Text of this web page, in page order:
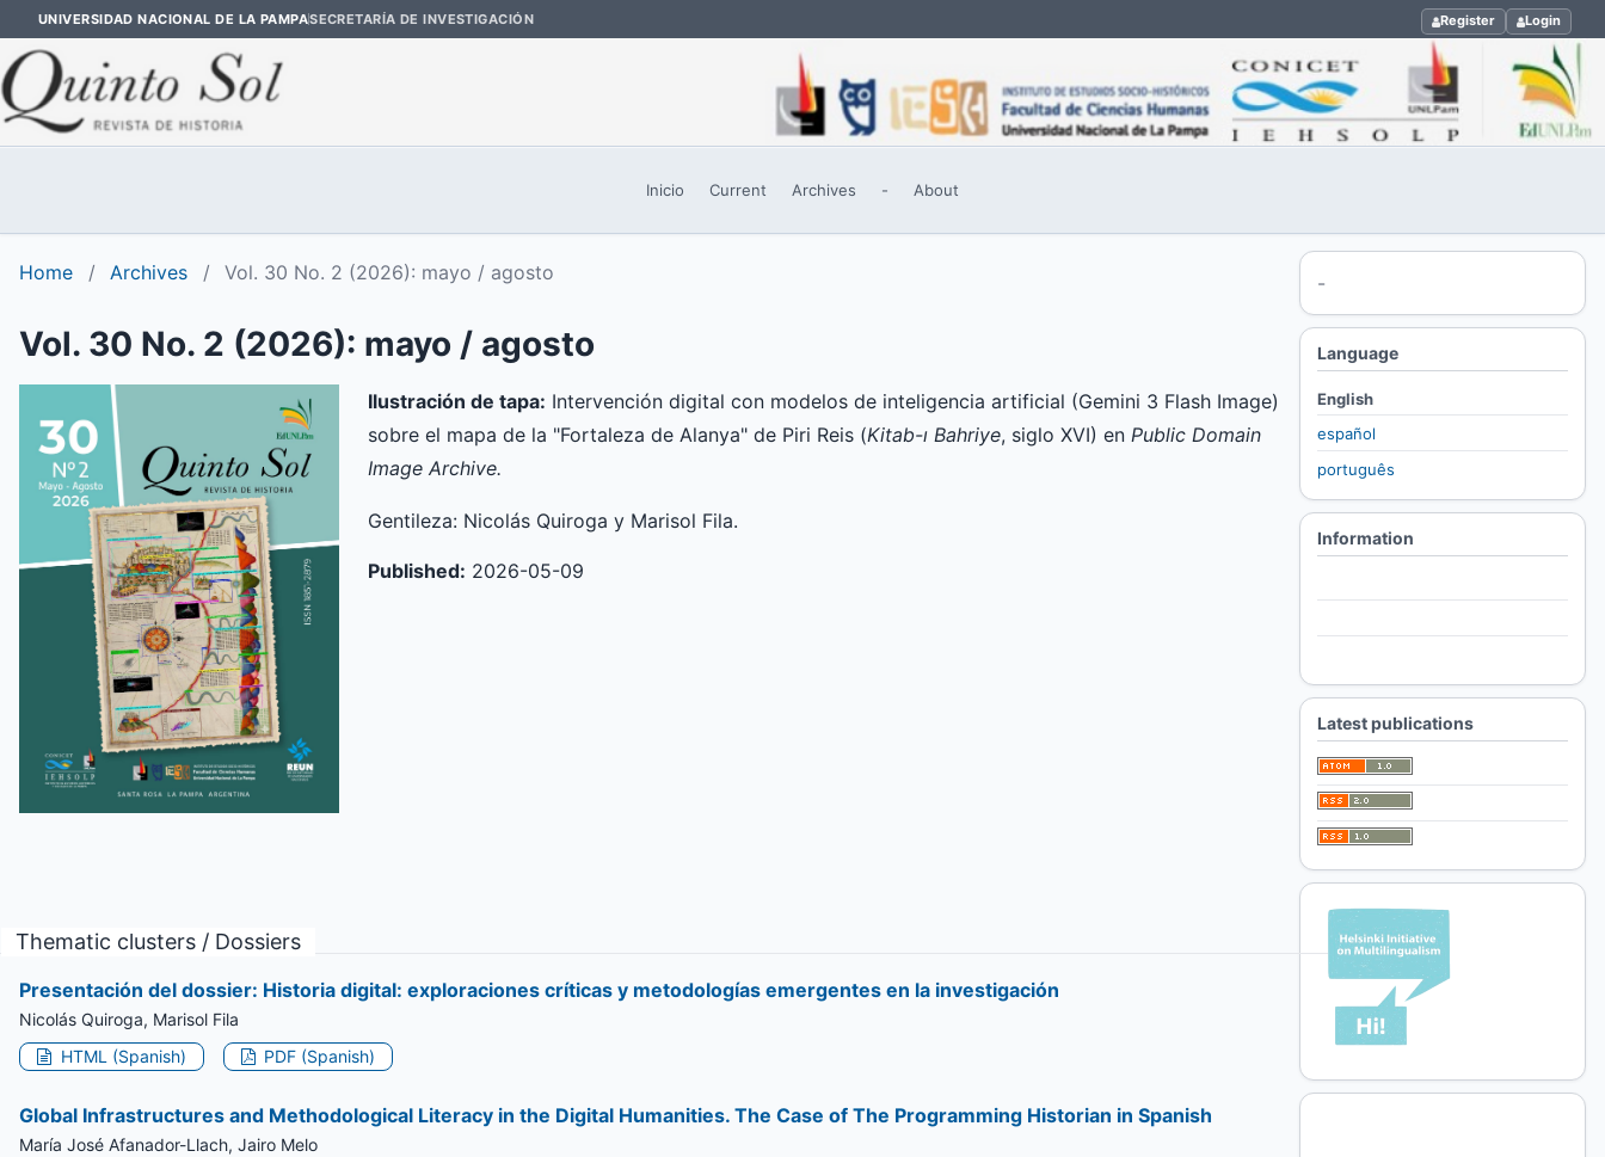
UNIVERSIDAD NACIONAL DE LA PAMPASECRETARÍA DE INVESTIGACIÓN Register Login
Inicio Current Archives - About
Home / Archives / Vol. 30 No. 2 (2026): mayo / agosto
Vol. 30 No. 2 (2026): mayo / agosto
Ilustración de tapa: Intervención digital con modelos de inteligencia artificial (Gemini 3 Flash Image)
sobre el mapa de la "Fortaleza de Alanya" de Piri Reis (Kitab-ı Bahriye, siglo XVI) en Public Domain
Image Archive.
Gentileza: Nicolás Quiroga y Marisol Fila.
Published: 2026-05-09
Thematic clusters / Dossiers
Presentación del dossier: Historia digital: exploraciones críticas y metodologías emergentes en la investigación
Nicolás Quiroga, Marisol Fila
HTML (Spanish)
PDF (Spanish)
Global Infrastructures and Methodological Literacy in the Digital Humanities. The Case of The Programming Historian in Spanish
María José Afanador-Llach, Jairo Melo
-
Language
English
español
português
Information
Latest publications